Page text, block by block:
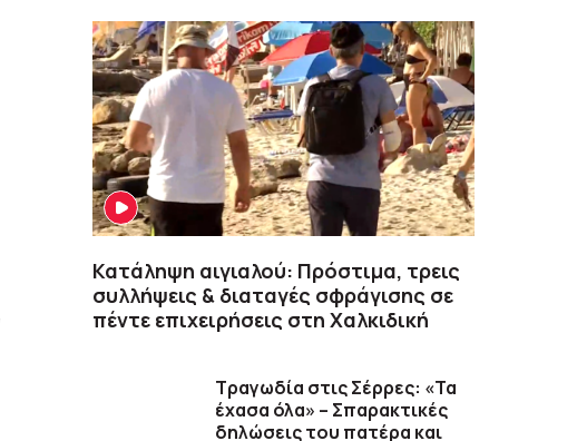
Κατάληψη αιγιαλού: Πρόστιμα, τρεις
συλλήψεις & διαταγές σφράγισης σε
πέντε επιχειρήσεις στη Χαλκιδική
Τραγωδία στις Σέρρες: «Τα
έχασα όλα» – Σπαρακτικές
δηλώσεις του πατέρα και